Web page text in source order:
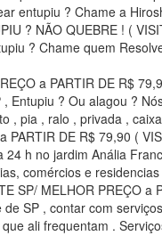
entupiu ? Chame a
? NÃO QUEBRE ! (
? Chame quem
a PARTIR DE R$
? Ou alagou ?
, pia , ralo , privada ,
PARTIR DE R$ 79,90 (
h no jardim Anália
comércios e residencias
SP/ MELHOR PREÇO a
SP , contar com
ali frequentam .